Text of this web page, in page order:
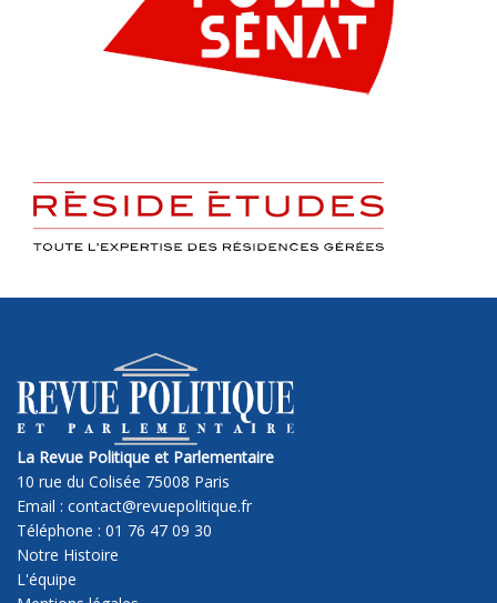
La Revue Politique et Parlementaire
10 rue du Colisée 75008 Paris
Email : contact@revuepolitique.fr
Téléphone : 01 76 47 09 30
Notre Histoire
L'équipe